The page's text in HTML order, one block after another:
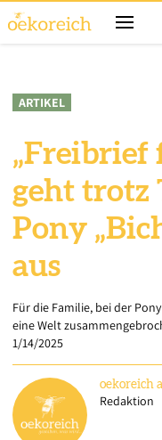
ARTIKEL
„Freibrief
geht trotz
Pony
aus
Für die Familie, bei der
eine Welt
1/14/2025
oekoreich
Redaktion